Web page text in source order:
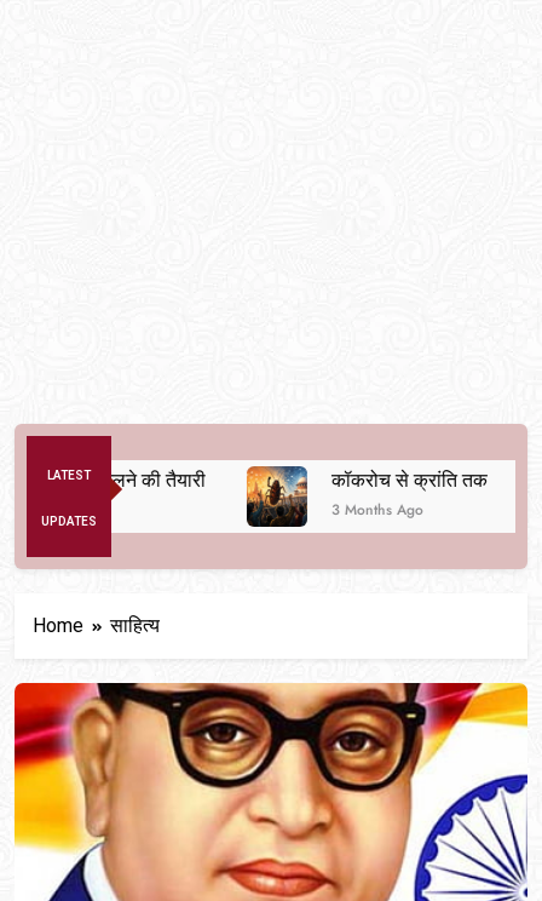
LATEST
UPDATES
बदलने की तैयारी कॉकरोच से क्रांति तक
3 Months Ago
Home साहित्य